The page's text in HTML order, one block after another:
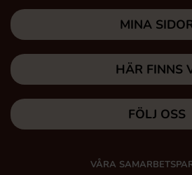
MINA
HÄR FINNS
FÖLJ OSS
VÅRA